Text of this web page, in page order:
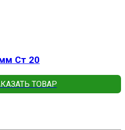
Ст 20
ТОВАР